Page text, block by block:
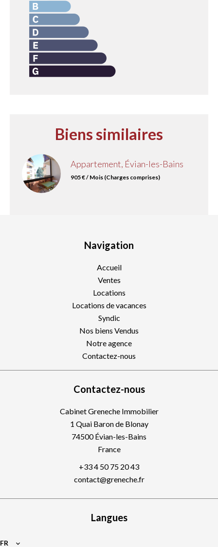
Biens similaires
Appartement, Évian-les-Bains
905 € / Mois (Charges comprises)
Navigation
Accueil
Ventes
Locations
Locations de vacances
Syndic
Nos biens Vendus
Notre agence
Contactez-nous
Contactez-nous
Cabinet Greneche Immobilier
1 Quai Baron de Blonay
74500Évian-les-Bains
France
+33 4 50 75 20 43
contact@greneche.fr
Langues
FR